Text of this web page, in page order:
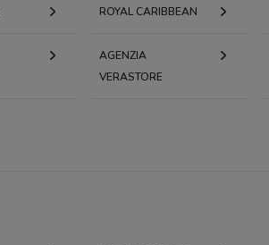
ROYAL CARIBBEAN
AGENZIA
VERASTORE